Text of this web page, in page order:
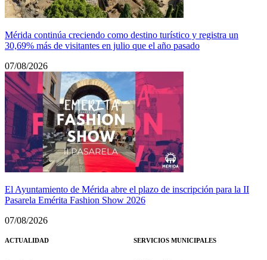
Mérida continúa creciendo como destino turístico y registra un
30,69% más de visitantes en julio que el año pasado
07/08/2026
El Ayuntamiento de Mérida abre el plazo de inscripción para la II
Pasarela Emérita Fashion Show 2026
07/08/2026
ACTUALIDAD SERVICIOS MUNICIPALES